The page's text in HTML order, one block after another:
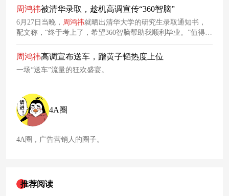
期间和多个品牌进行联动，陆续发布了一系列创意海报，并融
入谐音梗打造时事热度下的海报文案。
周鸿祎被清华录取，趁机高调宣传“360智脑”
6月27日当晚， 周 鸿祎就晒出清华大学的研究生录取通知书，
配文称，“终于考上了，希望360智脑帮助我顺利毕业。”值得注
意的是，在晒出录取通知书外，周鸿祎还顺便宣传了一波“360
智脑”。“希望360智脑帮助我顺利毕业”这句话。6月初，
就曾借助高考的热度，用360智脑写了一篇高考作文，并邀请
网友 打分。
周鸿祎高调宣布送车，蹭黄子韬热度上位
一场“送车”流量的狂欢盛宴。
4A圈
4A圈，广告营销人的圈子。
推荐阅读